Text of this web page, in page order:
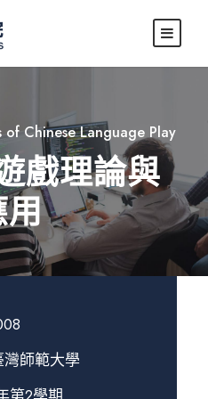
Chinese Language Play
戲理論與
灣師範大學